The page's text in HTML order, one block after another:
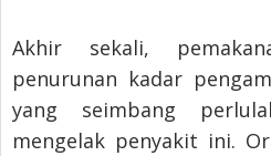
Akhir sekali,
penurunan kadar
yang seimbang
mengelak penyakit ini.